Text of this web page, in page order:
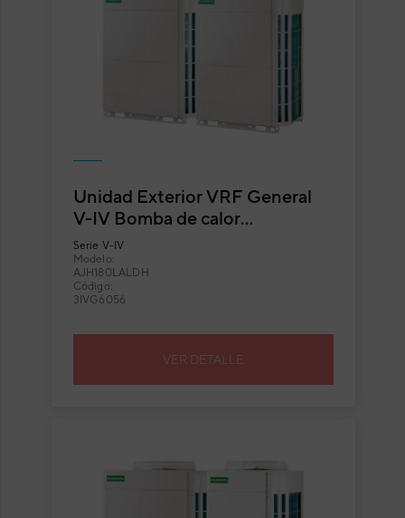
Unidad Exterior VRF General
V-IV Bomba de calor
AJH180LALDH
Serie V-IV
Modelo:
AJH180LALDH
Código:
3IVG6056
VER DETALLE